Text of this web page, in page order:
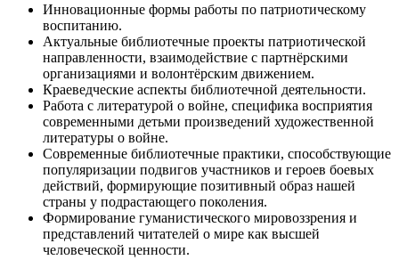
Инновационные формы работы по патриотическому
воспитанию.
Актуальные библиотечные проекты патриотической
направленности, взаимодействие с партнёрскими
организациями и волонтёрским движением.
Краеведческие аспекты библиотечной деятельности.
Работа с литературой о войне, специфика восприятия
современными детьми произведений художественной
литературы о войне.
Современные библиотечные практики, способствующие
популяризации подвигов участников и героев боевых
действий, формирующие позитивный образ нашей
страны у подрастающего поколения.
Формирование гуманистического мировоззрения и
представлений читателей о мире как высшей
человеческой ценности.